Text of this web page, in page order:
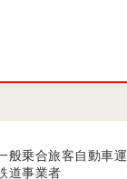
乗合旅客自動車
道事業者